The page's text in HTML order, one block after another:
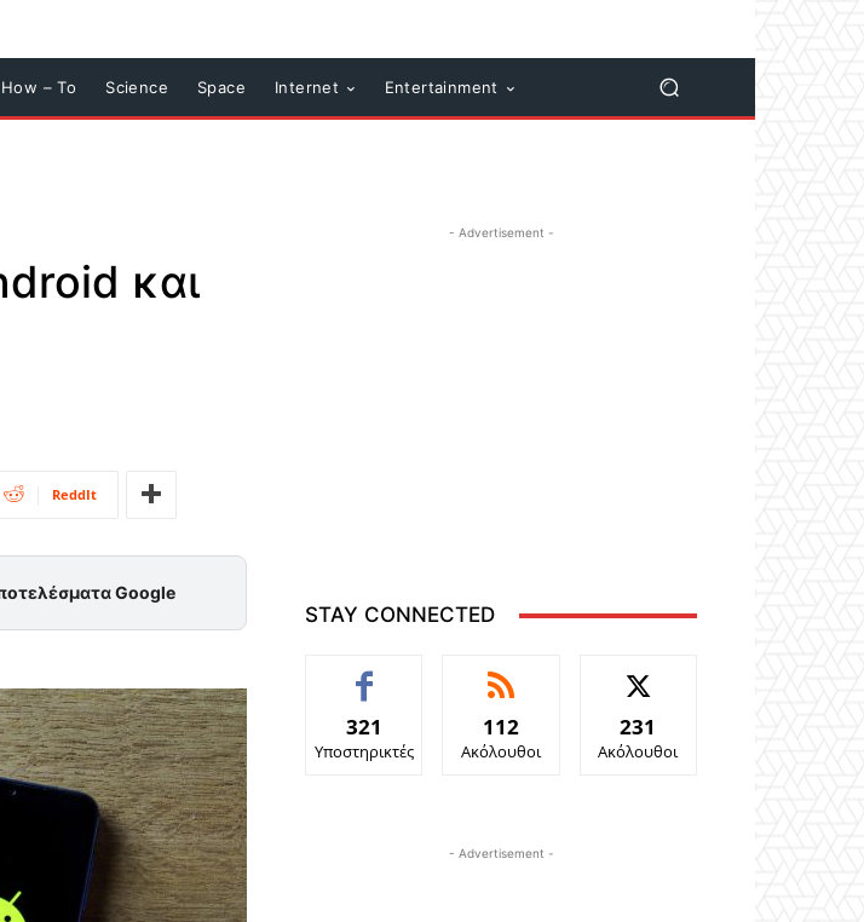
How – To Science Space Internet Entertainment
και
ReddIt
Google
- Advertisement -
STAY CONNECTED
321
Υποστηρικτές
112
Ακόλουθοι
231
Ακόλουθοι
- Advertisement -